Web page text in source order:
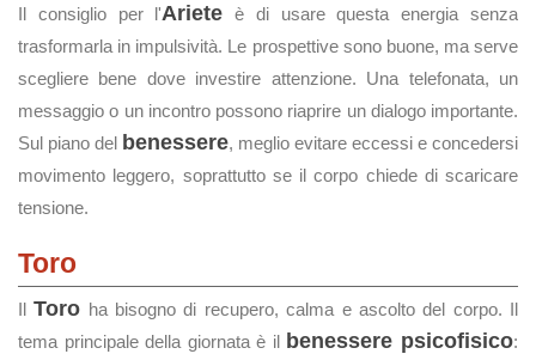
Il consiglio per l'Ariete è di usare questa energia senza
trasformarla in impulsività. Le prospettive sono buone, ma serve
scegliere bene dove investire attenzione. Una telefonata, un
messaggio o un incontro possono riaprire un dialogo importante.
Sul piano del benessere, meglio evitare eccessi e concedersi
movimento leggero, soprattutto se il corpo chiede di scaricare
tensione.
Toro
IlToro ha bisogno di recupero, calma e ascolto del corpo. Il
tema principale della giornata è il benessere psicofisico: